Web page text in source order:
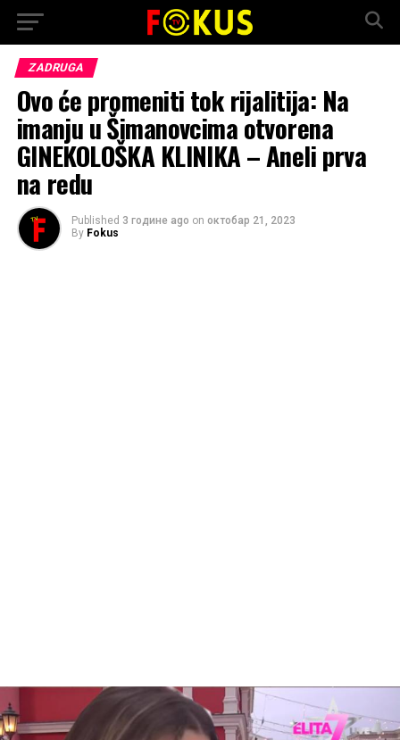
ZADRUGA
Ovo će promeniti tok rijalitija: Na
imanju u Šimanovcima otvorena
GINEKOLOŠKA KLINIKA – Aneli prva
na redu
Published 3 године ago on октобар 21, 2023
By Fokus